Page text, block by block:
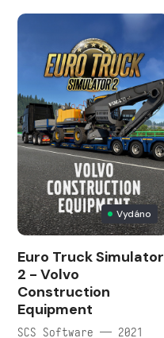
Vydáno
Euro Truck Simulator
2 - Volvo
Construction
Equipment
SCS Software — 2021